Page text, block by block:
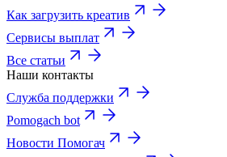
Как загрузить креатив
Сервисы выплат
Все статьи
Наши контакты
Служба поддержки
Pomogach bot
Новости Помогач